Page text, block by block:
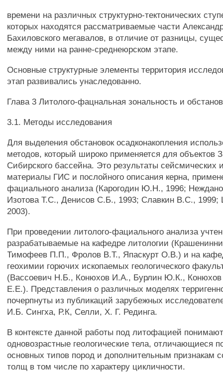
времени на различных структурно-тектонических
которых находятся рассматриваемые части
Бахиловского мегавалов, в отличие от разницы,
между ними на ранне-среднеюрском этапе.
Основные структурные элементы территория
этап развивались унаследованно.
Глава 3 Литолого-фацнальная зональность и
3.1. Методы исследования
Для выделения обстановок осадконакопления
методов, который широко применяется для объектов
Сибирского бассейна. Это результаты сейсмических
материалы ГИС и послойного описания керна,
фациального анализа (Карогодин Ю.Н., 1996;
Изотова Т.С., Денисов С.Б., 1993; Славкин B.C.,
2003).
При проведении литолого-фациального анализа
разрабатываемые на кафедре литологии
Тимофеев П.П., Фролов В.Т., Япаскурт О.В.) и на
геохимии горючих ископаемых геологического
(Вассоевич Н.Б., Конюхов И.А., Бурлин Ю.К.,
Е.Е.). Представления о различных моделях
почерпнуты из публикаций зарубежных
И.Б. Сингха, Р.К, Селли, X. Г. Рединга.
В контексте данной работы под литофацией
одновозрастные геологические тела, отличающиеся
основных типов пород и дополнительным признакам
толщ в том числе по характеру цикличности.